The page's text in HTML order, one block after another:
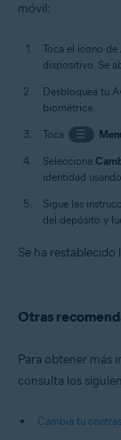
móvil:
Toca el icono de
dispositivo. Se
Desbloquea tu
biométrica.
Toca
☰
Selecciona
identidad
Sigue las
del depósito y
Se ha
Otras
Para obtener más
consulta los
Cambia tu